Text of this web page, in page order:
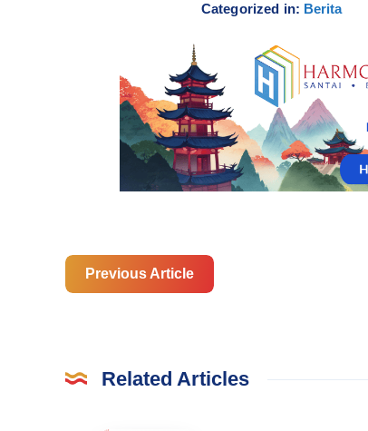
Categorized in: Berita
Previous Article
Related Articles